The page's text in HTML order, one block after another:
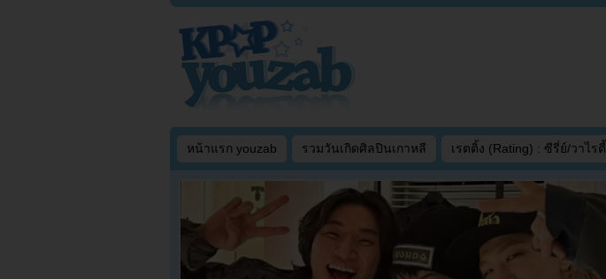
หน้าแรก youzab รวมวันเกิดศิลปินเกาหลี เรตติ้ง (Rating) : ซีรี่ย์/วาไรตี้